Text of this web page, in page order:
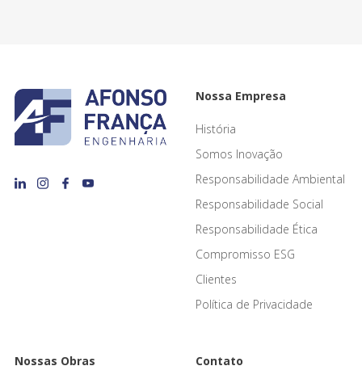
Nossa Empresa
História
Somos Inovação
Responsabilidade Ambiental
Responsabilidade Social
Responsabilidade Ética
Compromisso ESG
Clientes
Política de Privacidade
Nossas Obras Contato